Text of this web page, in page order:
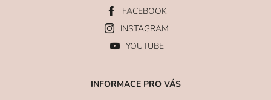
FACEBOOK
INSTAGRAM
YOUTUBE
INFORMACE PRO VÁS